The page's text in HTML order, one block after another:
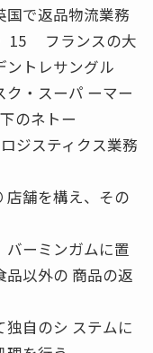
国で返品物流業務
15 フランスの大
ントレサングル
・スーパ ーマー
のネトー
ジスティクス業務
舗を構え、その
バーミンガムに置
品以外の 商品の返
自のシ ステムに